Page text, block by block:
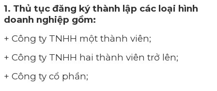
1. Thủ tục đăng ký thành lập các loại hình
doanh nghiệp gồm:
+ Công ty TNHH một thành viên;
+ Công ty TNHH hai thành viên trở lên;
+ Công ty cổ phần;